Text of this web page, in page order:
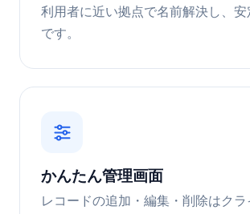
利用者に近い拠点で名前解決し、
です。
かんたん管理画面
レコードの追加・編集・削除はク